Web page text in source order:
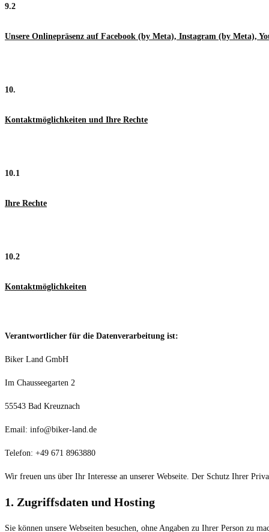
9.2
Unsere Onlinepräsenz auf Facebook (by Meta), Instagram (by Meta),
10.
Kontaktmöglichkeiten und Ihre Rechte
10.1
Ihre Rechte
10.2
Kontaktmöglichkeiten
Verantwortlicher für die Datenverarbeitung ist:
Biker Land GmbH
Im Chausseegarten 2
55543 Bad Kreuznach
Email: info@biker-land.de
Telefon: +49 671 8963880
Wir freuen uns über Ihr Interesse an unserer Webseite. Der Schutz Ihrer
1. Zugriffsdaten und Hosting
Sie können unsere Webseiten besuchen, ohne Angaben zu Ihrer Person zu